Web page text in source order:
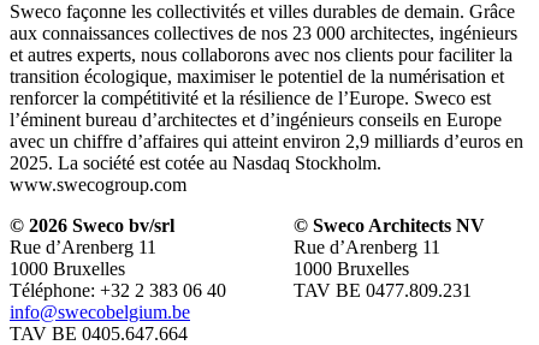
Sweco façonne les collectivités et villes durables de demain. Grâce
aux connaissances collectives de nos 23 000 architectes, ingénieurs
et autres experts, nous collaborons avec nos clients pour faciliter la
transition écologique, maximiser le potentiel de la numérisation et
renforcer la compétitivité et la résilience de l’Europe. Sweco est
l’éminent bureau d’architectes et d’ingénieurs conseils en Europe
avec un chiffre d’affaires qui atteint environ 2,9 milliards d’euros en
2025. La société est cotée au Nasdaq Stockholm.
www.swecogroup.com
© 2026 Sweco bv/srl
Rue d’Arenberg 11
1000 Bruxelles
Téléphone: +32 2 383 06 40
info@swecobelgium.be
TAV BE 0405.647.664
© Sweco Architects NV
Rue d’Arenberg 11
1000 Bruxelles
TAV BE 0477.809.231